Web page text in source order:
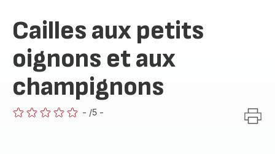
Cailles aux petits
oignons et aux
champignons
- /5 -